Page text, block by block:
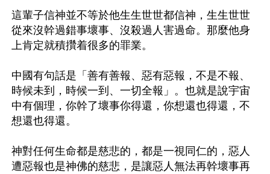
這輩子信神並不等於他生生世世都信神，生生世世
從來沒幹過錯事壞事、沒殺過人害過命。那麼他身
上肯定就積攢着很多的罪業。
中國有句話是「善有善報、惡有惡報，不是不報、
時候未到，時候一到、一切全報」。也就是說宇宙
中有個理，你幹了壞事你得還，你想還也得還，不
想還也得還。
神對任何生命都是慈悲的，都是一視同仁的，惡人
遭惡報也是神佛的慈悲，是讓惡人無法再幹壞事再